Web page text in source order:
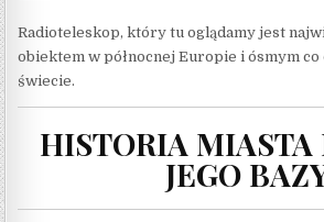
Radioteleskop, który tu oglądamy jest
obiektem w północnej Europie i ósmym co
świecie.
HISTORIA MIASTA
JEGO